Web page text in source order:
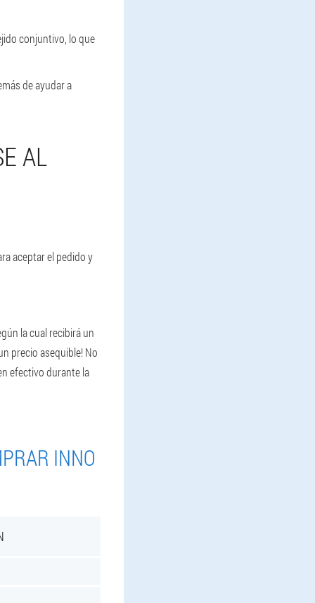
conjuntivo, lo que
de ayudar a
AL
aceptar el pedido y
la cual recibirá un
precio asequible! No
efectivo durante la
INNO